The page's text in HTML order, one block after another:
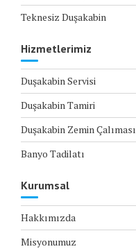
Teknesiz Duşakabin
Hizmetlerimiz
Duşakabin Servisi
Duşakabin Tamiri
Duşakabin Zemin Çalıması
Banyo Tadilatı
Kurumsal
Hakkımızda
Misyonumuz